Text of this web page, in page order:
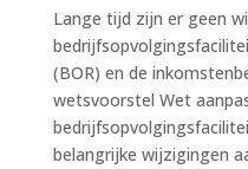
Lange tijd zijn er geen
(BOR) en de
wetsvoorstel Wet
belangrijke wijzigingen